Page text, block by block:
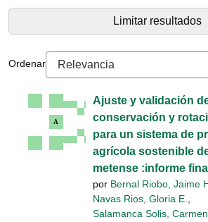
Limitar resultados
Ordenar
Ajuste y validación
conservación y
para un sistema de
agrícola sostenible
metense :informe final
por Bernal Riobo, Jaime
Navas Rios, Gloria E.
Salamanca Solis,